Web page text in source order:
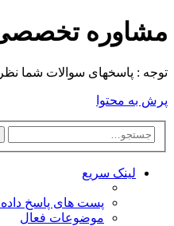
مشاوره
توجه : پاسخهای سوالات شما
پرش به محتوا
لینک سریع
پست های پاسخ
موضوعات فعال